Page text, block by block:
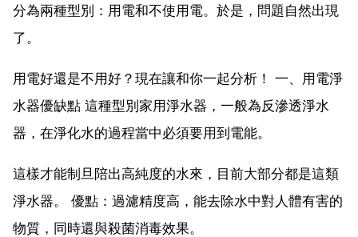
分為兩種型別：用電和不使用電。於是，問題自然出現
了。
用電好還是不用好？現在讓和你一起分析！ 一、用電淨
水器優缺點 這種型別家用淨水器，一般為反滲透淨水
器，在淨化水的過程當中必須要用到電能。
這樣才能制旦陪出高純度的水來，目前大部分都是這類
淨水器。 優點：過濾精度高，能去除水中對人體有害的
物質，同時還與殺菌消毒效果。